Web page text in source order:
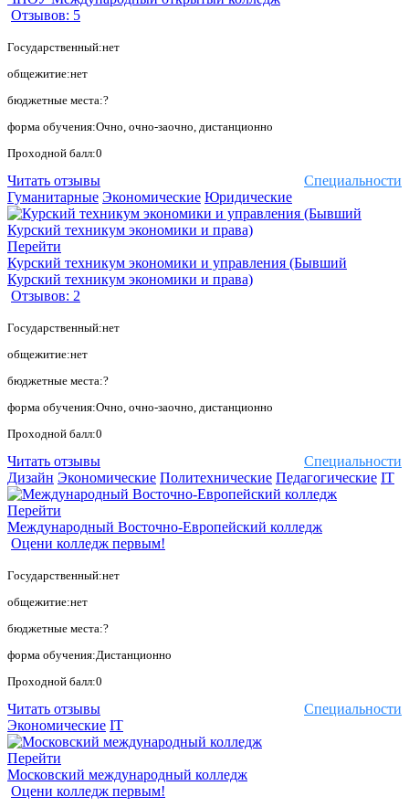
Отзывов: 5
Государственный:нет
общежитие:нет
бюджетные места:?
форма обучения:Очно, очно-заочно, дистанционно
Проходной балл:0
Специальности
Читать отзывы
Гуманитарные Экономические Юридические
Перейти
Курский техникум экономики и управления (Бывший
Курский техникум экономики и права)
Отзывов: 2
Государственный:нет
общежитие:нет
бюджетные места:?
форма обучения:Очно, очно-заочно, дистанционно
Проходной балл:0
Специальности
Читать отзывы
Дизайн Экономические Политехнические Педагогические IT
Перейти
Международный Восточно-Европейский колледж
Оцени колледж первым!
Государственный:нет
общежитие:нет
бюджетные места:?
форма обучения:Дистанционно
Проходной балл:0
Специальности
Читать отзывы
Экономические IT
Перейти
Московский международный колледж
Оцени колледж первым!